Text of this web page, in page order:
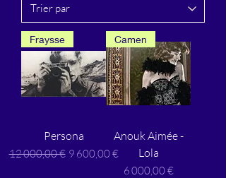
Fraysse
Persona
Prix original
12 000,00 € Prix promotionnel
9 600,00 €
Camen
Anouk Aimée -
Lola
Prix
6 000,00 €